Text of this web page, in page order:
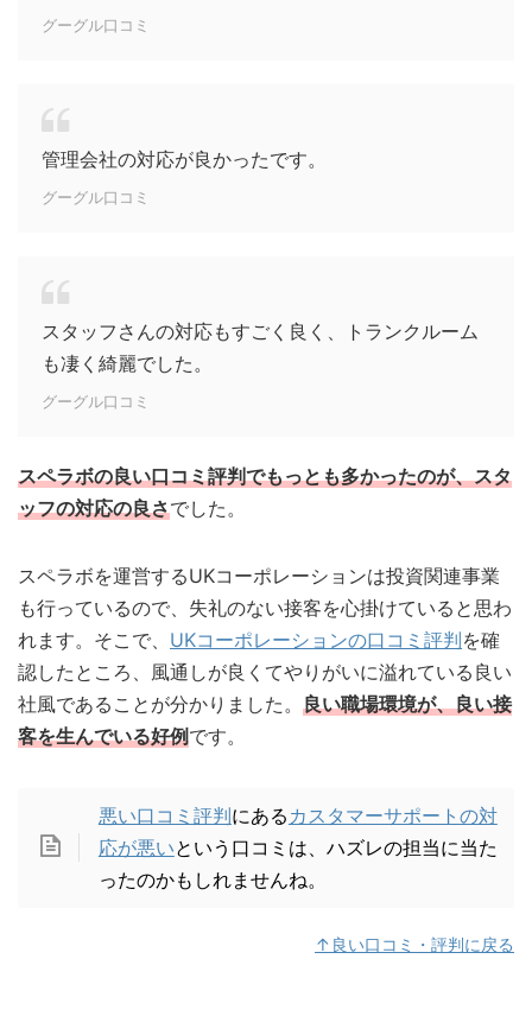
グーグル口コミ
管理会社の対応が良かったです。
グーグル口コミ
スタッフさんの対応もすごく良く、トランクルーム
も凄く綺麗でした。
グーグル口コミ
スペラボの良い口コミ評判でもっとも多かったのが、スタ
ッフの対応の良さでした。
スペラボを運営するUKコーポレーションは投資関連事業
も行っているので、失礼のない接客を心掛けていると思わ
れます。そこで、 UKコーポレーションの口コミ評判を確
認したところ、風通しが良くてやりがいに溢れている良い
社風であることが分かりました。 良い職場環境が、良い接
客を生んでいる好例です。
悪い口コミ評判にある カスタマーサポートの対
応が悪いという口コミは、ハズレの担当に当た
ったのかもしれませんね。
↑良い口コミ・評判に戻る